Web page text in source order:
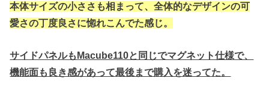
本体サイズの小ささも相まって、全体的なデザインの可
愛さの丁度良さに惚れこんでた感じ。
サイドパネルもMacube110と同じでマグネット仕様で、
機能面も良き感があって最後まで購入を迷ってた。